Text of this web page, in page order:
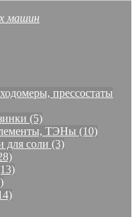
машин
прессостаты
(5)
ТЭНы (10)
для соли (3)